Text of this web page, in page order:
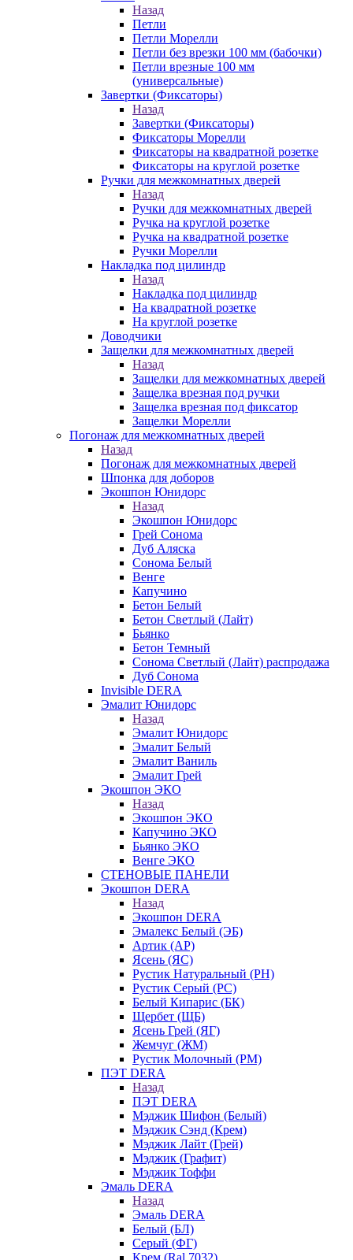
Назад
Петли
Петли Морелли
Петли без врезки 100 мм (бабочки)
Петли врезные 100 мм
(универсальные)
Завертки (Фиксаторы)
Назад
Завертки (Фиксаторы)
Фиксаторы Морелли
Фиксаторы на квадратной розетке
Фиксаторы на круглой розетке
Ручки для межкомнатных дверей
Назад
Ручки для межкомнатных дверей
Ручка на круглой розетке
Ручка на квадратной розетке
Ручки Морелли
Накладка под цилиндр
Назад
Накладка под цилиндр
На квадратной розетке
На круглой розетке
Доводчики
Защелки для межкомнатных дверей
Назад
Защелки для межкомнатных дверей
Защелка врезная под ручки
Защелка врезная под фиксатор
Защелки Морелли
Погонаж для межкомнатных дверей
Назад
Погонаж для межкомнатных дверей
Шпонка для доборов
Экошпон Юнидорс
Назад
Экошпон Юнидорс
Грей Сонома
Дуб Аляска
Сонома Белый
Венге
Капучино
Бетон Белый
Бетон Светлый (Лайт)
Бьянко
Бетон Темный
Сонома Светлый (Лайт) распродажа
Дуб Сонома
Invisible DERA
Эмалит Юнидорс
Назад
Эмалит Юнидорс
Эмалит Белый
Эмалит Ваниль
Эмалит Грей
Экошпон ЭКО
Назад
Экошпон ЭКО
Капучино ЭКО
Бьянко ЭКО
Венге ЭКО
СТЕНОВЫЕ ПАНЕЛИ
Экошпон DERA
Назад
Экошпон DERA
Эмалекс Белый (ЭБ)
Артик (АР)
Ясень (ЯС)
Рустик Натуральный (РН)
Рустик Серый (РС)
Белый Кипарис (БК)
Щербет (ЩБ)
Ясень Грей (ЯГ)
Жемчуг (ЖМ)
Рустик Молочный (РМ)
ПЭТ DERA
Назад
ПЭТ DERA
Мэджик Шифон (Белый)
Мэджик Сэнд (Крем)
Мэджик Лайт (Грей)
Мэджик (Графит)
Мэджик Тоффи
Эмаль DERA
Назад
Эмаль DERA
Белый (БЛ)
Серый (ФГ)
Крем (Ral 7032)